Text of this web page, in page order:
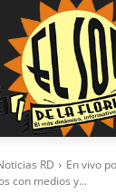
RD
En vivo
con medios y...